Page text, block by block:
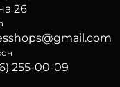
26
255-00-09